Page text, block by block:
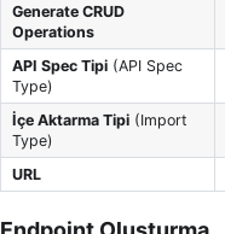
Generate CRUD
Operations
API Spec Tipi(API Spec
Type)
İçe Aktarma Tipi(Import
Type)
URL